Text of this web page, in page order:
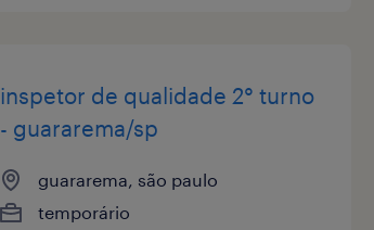
inspetor de qualidade 2° turno
- guararema/sp
guararema, são paulo
temporário